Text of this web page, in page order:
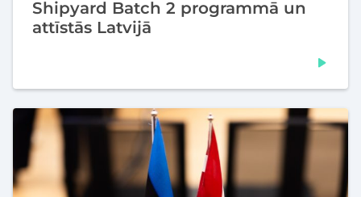
Shipyard Batch 2 programmā un
attīstās Latvijā